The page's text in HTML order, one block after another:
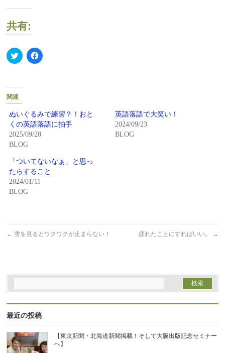
共有:
ク
リ
て
有
(新
し
い
ウ
ィ
ド
ウ
で
開
き
ま
Facebook
で
リ
ッ
ク
し
て
さ
い
(新
し
い
で
開
き
関連
ぬいぐるみで練習？！おと
くの英語落語に拍手
2025/09/28
BLOG
英語落語で大笑い！
2024/09/23
BLOG
「ついてないなぁ」と思っ
たらすること
2024/01/11
BLOG
← 雪を見るとワクワクが止まらない！ 疲れたことにすればいい。 →
最近の投稿
【東京新聞・北海道新聞掲載！そして大阪出版記念セミナー
へ】